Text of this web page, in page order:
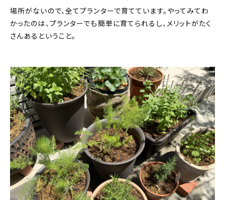
場所がないので、全てプランターで育てています。やってみてわ
かったのは、プランターでも簡単に育てられるし、メリットがたく
さんあるということ。